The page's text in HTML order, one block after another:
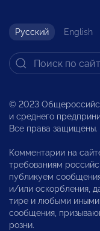
Русский English
© 2023
и среднего
Все права защищены.
Комментарии на
требованиям
публикуем
и/или оскорбления,
тире и любыми
сообщения,
розни.